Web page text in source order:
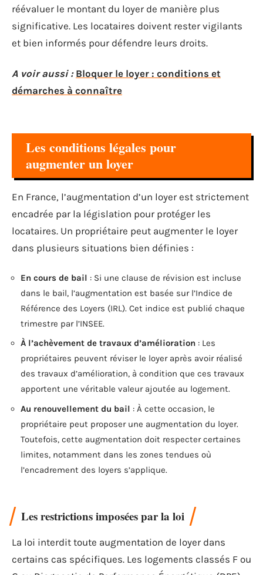
réévaluer le montant du loyer de manière plus
significative. Les locataires doivent rester vigilants
et bien informés pour défendre leurs droits.
A voir aussi : Bloquer le loyer : conditions et
démarches à connaître
Les conditions légales pour
augmenter un loyer
En France, l’augmentation d’un loyer est strictement
encadrée par la législation pour protéger les
locataires. Un propriétaire peut augmenter le loyer
dans plusieurs situations bien définies :
En cours de bail : Si une clause de révision est incluse
dans le bail, l’augmentation est basée sur l’Indice de
Référence des Loyers (IRL). Cet indice est publié chaque
trimestre par l’INSEE.
À l’achèvement de travaux d’amélioration : Les
propriétaires peuvent réviser le loyer après avoir réalisé
des travaux d’amélioration, à condition que ces travaux
apportent une véritable valeur ajoutée au logement.
Au renouvellement du bail : À cette occasion, le
propriétaire peut proposer une augmentation du loyer.
Toutefois, cette augmentation doit respecter certaines
limites, notamment dans les zones tendues où
l’encadrement des loyers s’applique.
Les restrictions imposées par la loi
La loi interdit toute augmentation de loyer dans
certains cas spécifiques. Les logements classés F ou